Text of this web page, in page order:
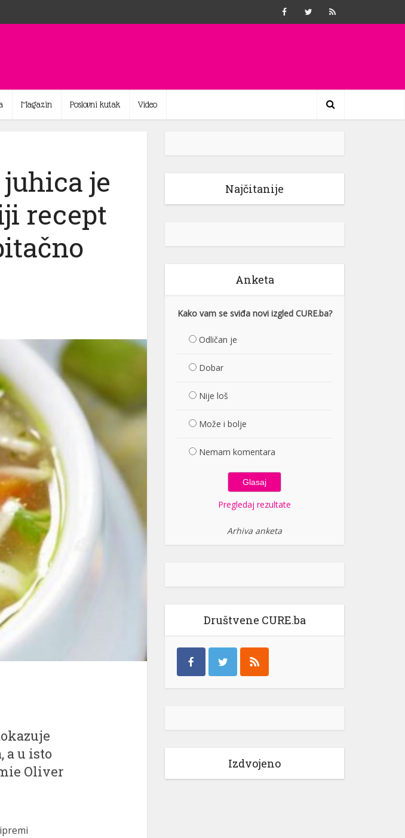
Magazin Poslovni kutak Video
je
recept
a u isto
Oliver
Najčitanije
Anketa
Kako vam se sviđa novi izgled CURE.ba?
Odličan je
Dobar
Nije loš
Može i bolje
Nemam komentara
Pregledaj rezultate
Arhiva anketa
Društvene CURE.ba
Izdvojeno